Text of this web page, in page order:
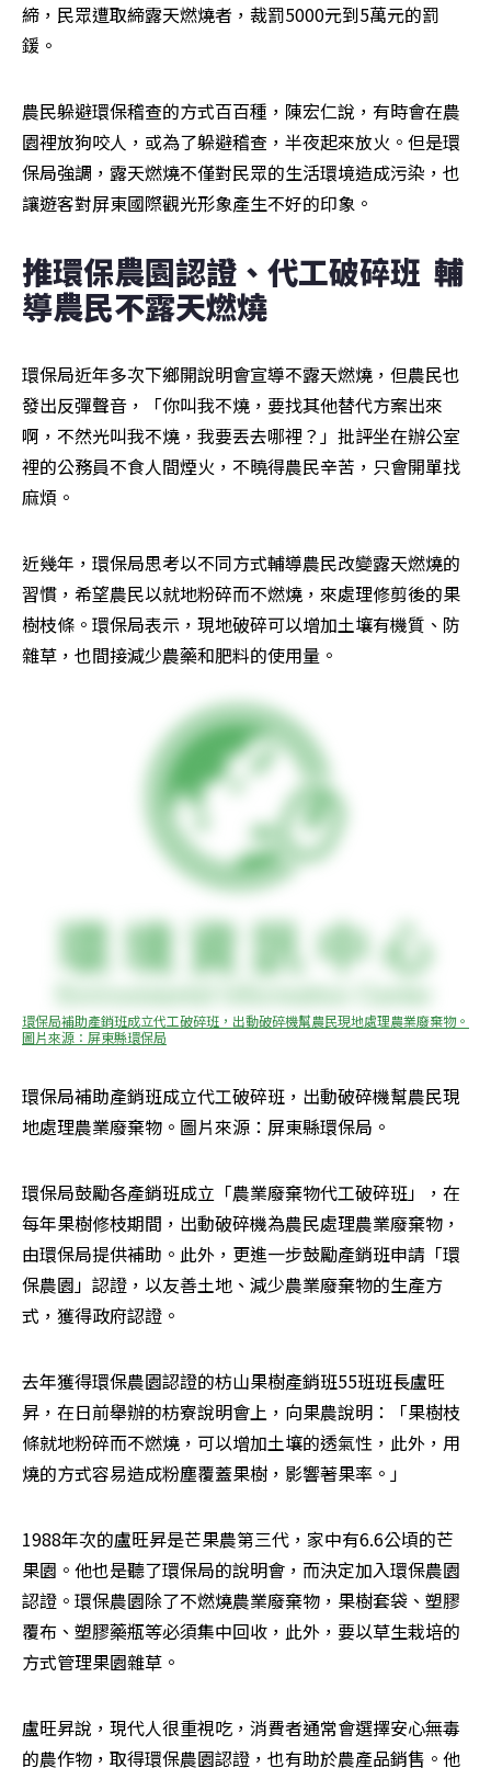
締，民眾遭取締露天燃燒者，裁罰5000元到5萬元的罰
鍰。
農民躲避環保稽查的方式百百種，陳宏仁說，有時會在農
園裡放狗咬人，或為了躲避稽查，半夜起來放火。但是環
保局強調，露天燃燒不僅對民眾的生活環境造成污染，也
讓遊客對屏東國際觀光形象產生不好的印象。
推環保農園認證、代工破碎班  輔
導農民不露天燃燒
環保局近年多次下鄉開說明會宣導不露天燃燒，但農民也
發出反彈聲音，「你叫我不燒，要找其他替代方案出來
啊，不然光叫我不燒，我要丟去哪裡？」批評坐在辦公室
裡的公務員不食人間煙火，不曉得農民辛苦，只會開單找
麻煩。
近幾年，環保局思考以不同方式輔導農民改變露天燃燒的
習慣，希望農民以就地粉碎而不燃燒，來處理修剪後的果
樹枝條。環保局表示，現地破碎可以增加土壤有機質、防
雜草，也間接減少農藥和肥料的使用量。
環保局補助產銷班成立代工破碎班，出動破碎機幫農民現地處理農業廢棄物。
圖片來源：屏東縣環保局
環保局補助產銷班成立代工破碎班，出動破碎機幫農民現
地處理農業廢棄物。圖片來源：屏東縣環保局。
環保局鼓勵各產銷班成立「農業廢棄物代工破碎班」，在
每年果樹修枝期間，出動破碎機為農民處理農業廢棄物，
由環保局提供補助。此外，更進一步鼓勵產銷班申請「環
保農園」認證，以友善土地、減少農業廢棄物的生產方
式，獲得政府認證。
去年獲得環保農園認證的枋山果樹產銷班55班班長盧旺
昇，在日前舉辦的枋寮說明會上，向果農說明：「果樹枝
條就地粉碎而不燃燒，可以增加土壤的透氣性，此外，用
燒的方式容易造成粉塵覆蓋果樹，影響著果率。」
1988年次的盧旺昇是芒果農第三代，家中有6.6公頃的芒
果園。他也是聽了環保局的說明會，而決定加入環保農園
認證。環保農園除了不燃燒農業廢棄物，果樹套袋、塑膠
覆布、塑膠藥瓶等必須集中回收，此外，要以草生栽培的
方式管理果園雜草。
盧旺昇說，現代人很重視吃，消費者通常會選擇安心無毒
的農作物，取得環保農園認證，也有助於農產品銷售。他